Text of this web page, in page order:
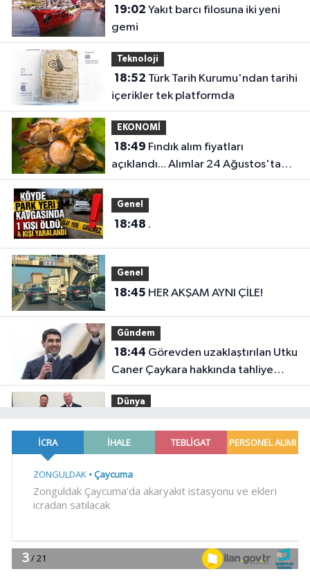
19:02
gemi
Teknoloji
18:52
içerikler tek platformda
EKONOMİ
18:49
açıklandı... Alımlar 24 Ağustos'ta
başlıyor
Genel
18:48 .
Genel
18:45 HER AKŞAM AYNI ÇİLE!
Gündem
18:44
Caner Çaykara hakkında tahliye
kararı
Dünya
'hava'da yeni dönem... Sefer
kapasitesi artırıldı
18:35Carettalar yeni sezona hırslı